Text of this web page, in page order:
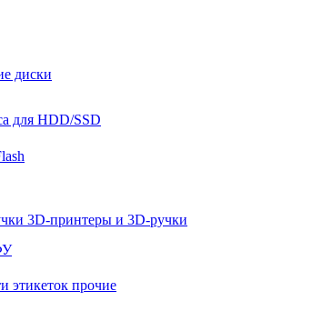
диски
для HDD/SSD
3D-принтеры и 3D-ручки
этикеток прочие